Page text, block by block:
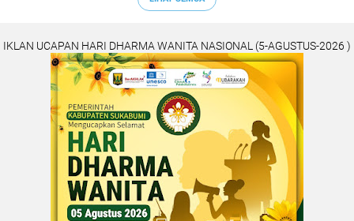
IKLAN UCAPAN HARI DHARMA WANITA NASIONAL (5-AGUSTUS-2026 )